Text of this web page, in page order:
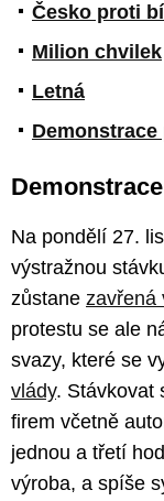
Česko proti
Milion chvilek
Letná
Na pondělí 27.
výstražnou
zůstane zavřená
protestu se ale
svazy, které se
vlády. Stávkovat
firem včetně
jednou a třetí
výroba, a spíše